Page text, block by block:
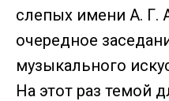
слепых имени А. Г.
очередное
музыкального
На этот раз темой